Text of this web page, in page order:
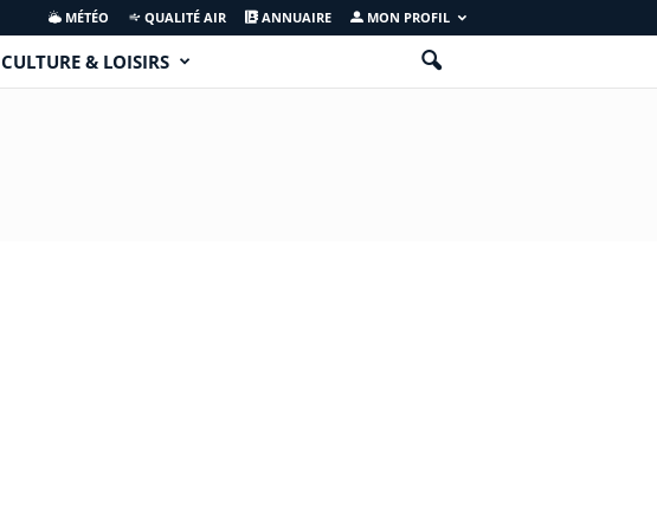
MÉTÉO QUALITÉ AIR ANNUAIRE MON PROFIL
CULTURE & LOISIRS